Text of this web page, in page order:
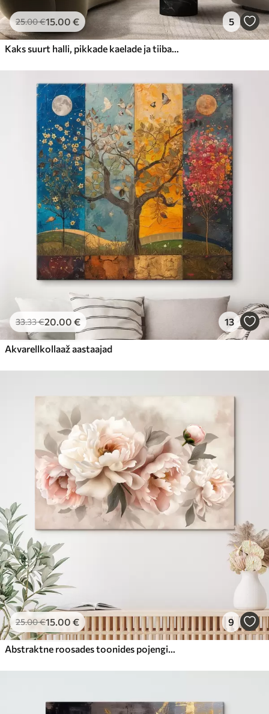
25.00€15.00 € 5
Kaks suurt halli, pikkade kaelade ja tiibadega kraanat, mis seisavad puudest ümbritsetud udujärves
33.33€20.00 € 13
Akvarellkollaaž aastaajad
25.00€15.00 € 9
Abstraktne roosades toonides pojengide kimp